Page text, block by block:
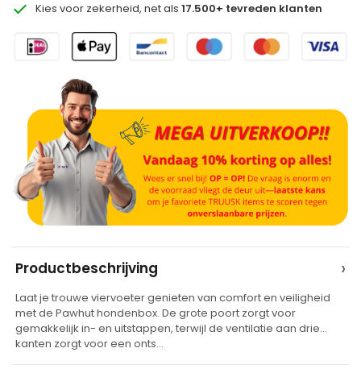
Kies voor zekerheid, net als17.500+ tevreden klanten
t
e
r
Productbeschrijving ›
Laat je trouwe viervoeter genieten van comfort en veiligheid
met de Pawhut hondenbox. De grote poort zorgt voor
gemakkelijk in- en uitstappen, terwijl de ventilatie aan drie
kanten zorgt voor een onts…